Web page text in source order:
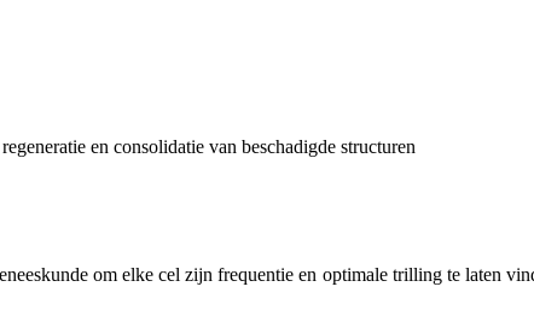
en consolidatie van beschadigde structuren
om elke cel zijn frequentie en optimale trilling te laten